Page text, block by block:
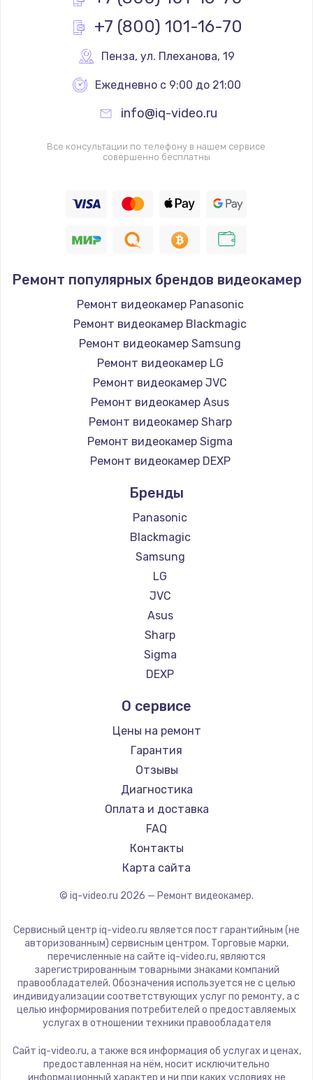
+7 (800) 101-16-70
Пенза, ул. Плеханова, 19
Ежедневно с 9:00 до 21:00
info@iq-video.ru
Все консультации по телефону в нашем сервисе
совершенно бесплатны
Ремонт популярных брендов видеокамер
Ремонт видеокамер Panasonic
Ремонт видеокамер Blackmagic
Ремонт видеокамер Samsung
Ремонт видеокамер LG
Ремонт видеокамер JVC
Ремонт видеокамер Asus
Ремонт видеокамер Sharp
Ремонт видеокамер Sigma
Ремонт видеокамер DEXP
Бренды
Panasonic
Blackmagic
Samsung
LG
JVC
Asus
Sharp
Sigma
DEXP
О сервисе
Цены на ремонт
Гарантия
Отзывы
Диагностика
Оплата и доставка
FAQ
Контакты
Карта сайта
© iq-video.ru 2026 — Ремонт видеокамер.
Сервисный центр iq-video.ru является пост гарантийным (не
авторизованным) сервисным центром. Торговые марки,
перечисленные на сайте iq-video.ru, являются
зарегистрированным товарными знаками компаний
правообладателей. Обозначения используется не с целью
индивидуализации соответствующих услуг по ремонту, а с
целью информирования потребителей о предоставляемых
услугах в отношении техники правообладателя
Сайт iq-video.ru, а также вся информация об услугах и ценах,
предоставленная на нём, носит исключительно
информационный характер и ни при каких условиях не